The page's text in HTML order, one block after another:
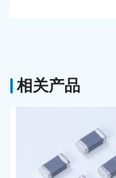
相关产品